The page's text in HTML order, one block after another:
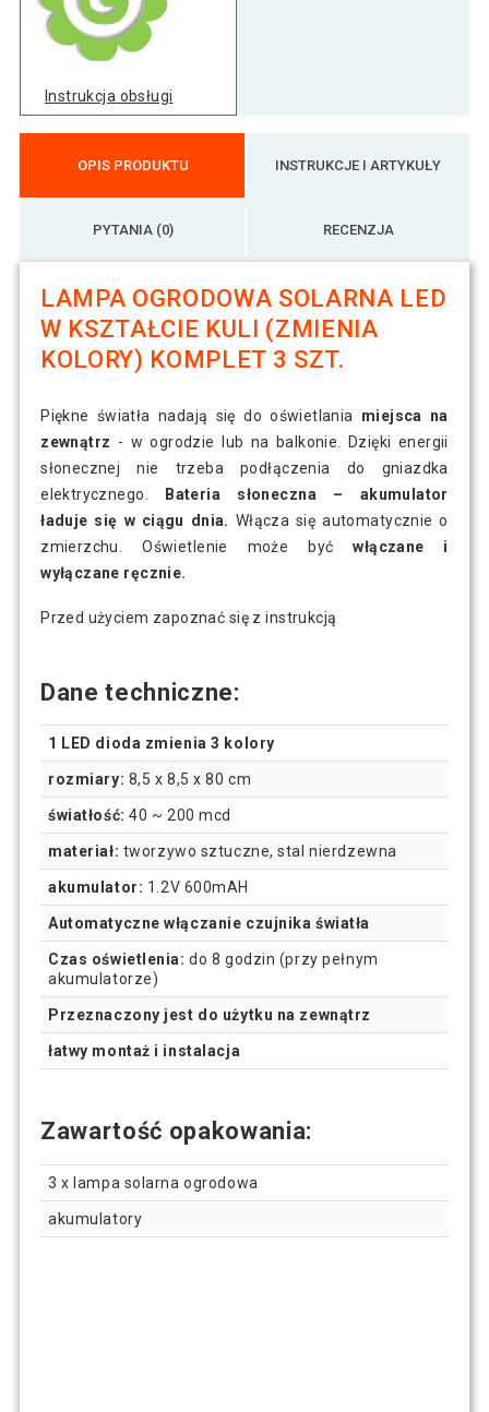
Instrukcja obsługi
OPIS PRODUKTU INSTRUKCJE I ARTYKUŁY
PYTANIA (0) RECENZJA
LAMPA OGRODOWA SOLARNA LED
W KSZTAŁCIE KULI (ZMIENIA
KOLORY) KOMPLET 3 SZT.
Piękne światła nadają się do oświetlania miejsca na
zewnątrz - w ogrodzie lub na balkonie. Dzięki energii
słonecznej nie trzeba podłączenia do gniazdka
elektrycznego.
Bateria słoneczna – akumulator
ładuje się w ciągu dnia. Włącza się automatycznie o
zmierzchu. Oświetlenie może byćwłączane i
wyłączane ręcznie.
Przed użyciem zapoznać się z instrukcją
Dane techniczne:
1 LED dioda zmienia 3 kolory
rozmiary: 8,5 x 8,5 x 80 cm
światłość: 40 ~ 200 mcd
materiał: tworzywo sztuczne, stal nierdzewna
akumulator: 1.2V 600mAH
Automatyczne włączanie czujnika światła
Czas oświetlenia: do 8 godzin (przy pełnym
akumulatorze)
Przeznaczony jest do użytku na zewnątrz
łatwy montaż i instalacja
Zawartość opakowania:
3 x lampa solarna ogrodowa
akumulatory